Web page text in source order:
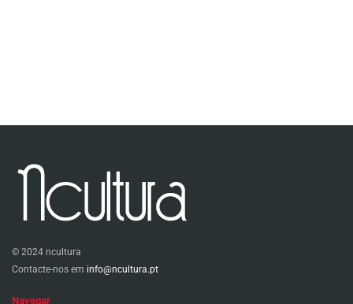
© 2024 ncultura
Contacte-nos em info@ncultura.pt
Navegar